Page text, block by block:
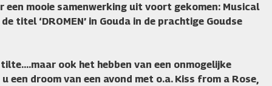
een mooie samenwerking uit voort gekomen: Musical
titel ‘DROMEN’ in Gouda in de prachtige Goudse
ook het hebben van een onmogelijke
een droom van een avond met o.a. Kiss from a Rose,